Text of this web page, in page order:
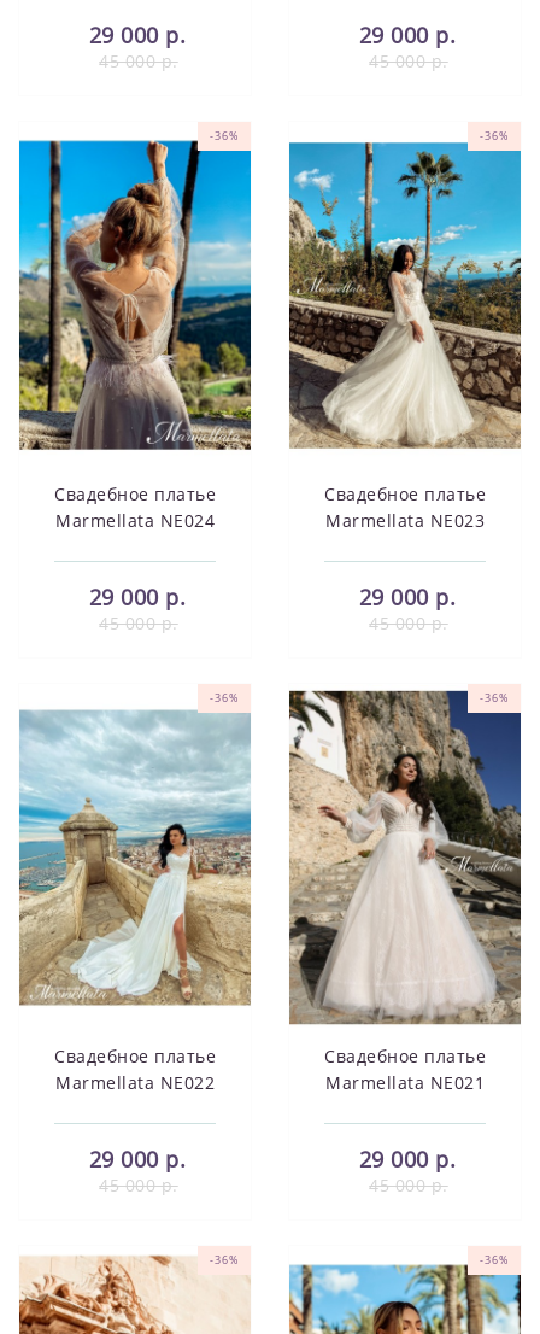
29 000 р.
45 000 р.
29 000 р.
45 000 р.
-36%
Свадебное платье
Marmellata NE024
29 000 р.
45 000 р.
-36%
Свадебное платье
Marmellata NE023
29 000 р.
45 000 р.
-36%
Свадебное платье
Marmellata NE022
29 000 р.
45 000 р.
-36%
Свадебное платье
Marmellata NE021
29 000 р.
45 000 р.
-36% -36%